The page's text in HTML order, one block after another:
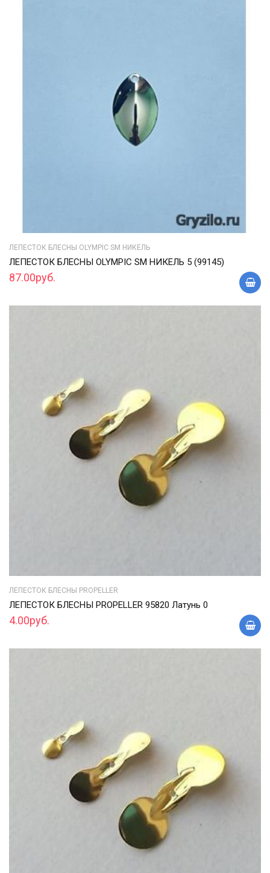
ЛЕПЕСТОК БЛЕСНЫ OLYMPIC SM НИКЕЛЬ
ЛЕПЕСТОК БЛЕСНЫ OLYMPIC SM НИКЕЛЬ 5 (99145)
87.00руб.
ЛЕПЕСТОК БЛЕСНЫ PROPELLER
ЛЕПЕСТОК БЛЕСНЫ PROPELLER 95820 Латунь 0
4.00руб.